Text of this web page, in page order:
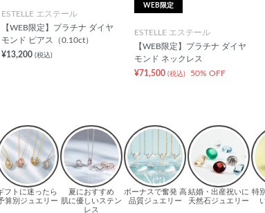
ESTELLE エステール
【WEB限定】プラチナ ダイヤ
モンド ピアス（0.10ct）
¥13,200 (税込)
WEB限定
ESTELLE エステール
【WEB限定】プラチナ ダイヤ
モンド ネックレス
¥71,500 (税込) 50% OFF